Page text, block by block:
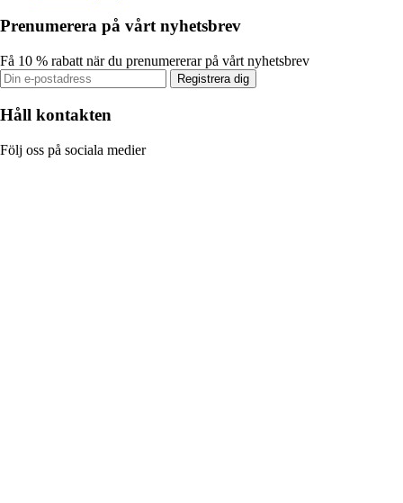
Prenumerera på vårt nyhetsbrev
Få 10 % rabatt när du prenumererar på vårt nyhetsbrev
Registrera dig
Håll kontakten
Följ oss på sociala medier